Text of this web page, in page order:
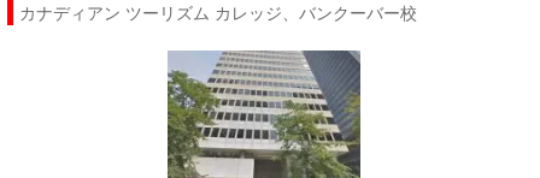
カナディアン ツーリズム カレッジ、バンクーバー校